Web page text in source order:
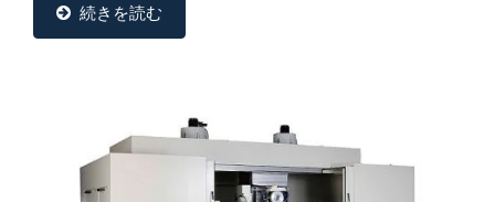
た表面仕上げを保証し、現代の工具製造に不可欠です。
私たちのステップ研削機のラインナップには次のものが
続きを読む